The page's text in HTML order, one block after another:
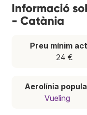
Informació
- Catània
Preu mínim
24 €
Aerolínia
Vueling